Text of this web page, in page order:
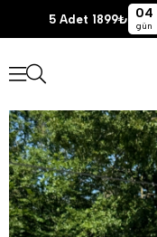
5 Adet 1899₺ 04
gün